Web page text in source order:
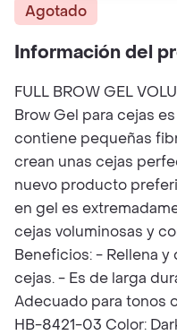
Agotado
Información del
FULL BROW GEL
Brow Gel para cejas
contiene pequeñas
crean unas cejas
nuevo producto
en gel es
cejas voluminosas y
Beneficios: - Rellena y
cejas. - Es de larga
Adecuado para tonos
HB-8421-03 Color: